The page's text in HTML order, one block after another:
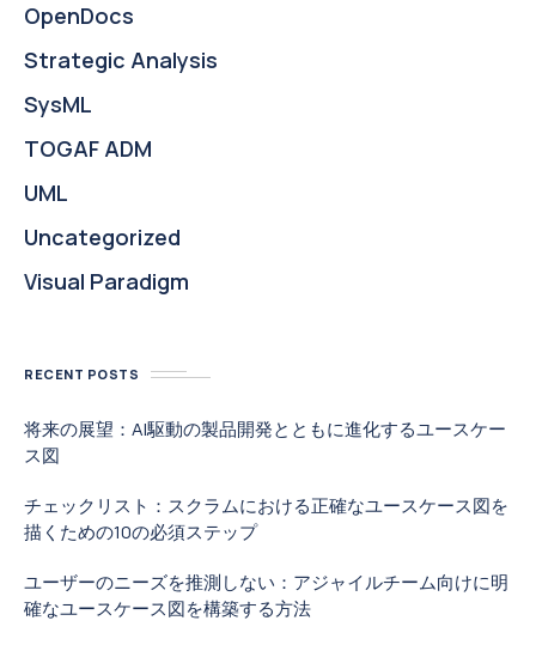
OpenDocs
Strategic Analysis
SysML
TOGAF ADM
UML
Uncategorized
Visual Paradigm
RECENT POSTS
将来の展望：AI駆動の製品開発とともに進化するユースケー
ス図
チェックリスト：スクラムにおける正確なユースケース図を
描くための10の必須ステップ
ユーザーのニーズを推測しない：アジャイルチーム向けに明
確なユースケース図を構築する方法